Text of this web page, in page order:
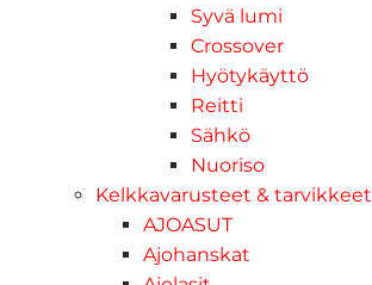
Syvä lumi
Crossover
Hyötykäyttö
Reitti
Sähkö
Nuoriso
Kelkkavarusteet & tarvikkeet
AJOASUT
Ajohanskat